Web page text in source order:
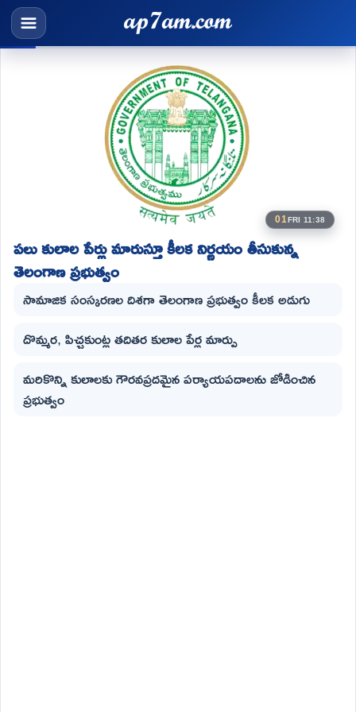
01FRI 11:38
పలు కులాల పేర్లు మారుస్తూ కీలక నిర్ణయం తీసుకున్న
తెలంగాణ ప్రభుత్వం
సామాజిక సంస్కరణల దిశగా తెలంగాణ ప్రభుత్వం కీలక అడుగు
దొమ్మర, పిచ్చకుంట్ల తదితర కులాల పేర్ల మార్పు
మరికొన్ని కులాలకు గౌరవప్రదమైన పర్యాయపదాలను జోడించిన
ప్రభుత్వం